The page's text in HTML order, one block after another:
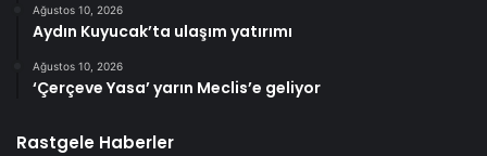
Ağustos 10, 2026
Aydın Kuyucak’ta ulaşım yatırımı
Ağustos 10, 2026
‘Çerçeve Yasa’ yarın Meclis’e geliyor
Rastgele Haberler